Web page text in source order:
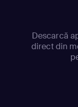
Descarcă
direct din